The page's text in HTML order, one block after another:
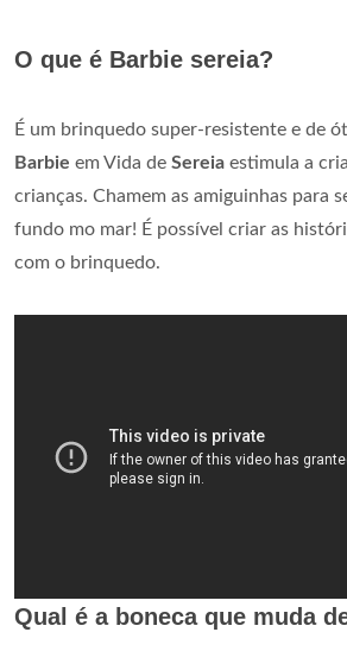
O que é Barbie sereia?
É um brinquedo super-resistente e de
Barbie em Vida de Sereia estimula a
crianças. Chamem as amiguinhas para
fundo mo mar! É possível criar as
com o brinquedo.
Qual é a boneca que muda